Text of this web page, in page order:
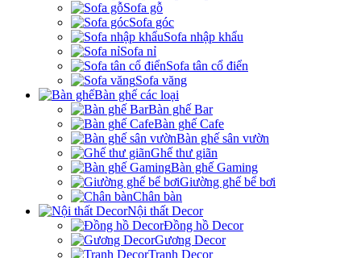
Sofa gỗ
Sofa góc
Sofa nhập khẩu
Sofa nỉ
Sofa tân cổ điển
Sofa văng
Bàn ghế các loại
Bàn ghế Bar
Bàn ghế Cafe
Bàn ghế sân vườn
Ghế thư giãn
Bàn ghế Gaming
Giường ghế bể bơi
Chân bàn
Nội thất Decor
Đồng hồ Decor
Gương Decor
Tranh Decor